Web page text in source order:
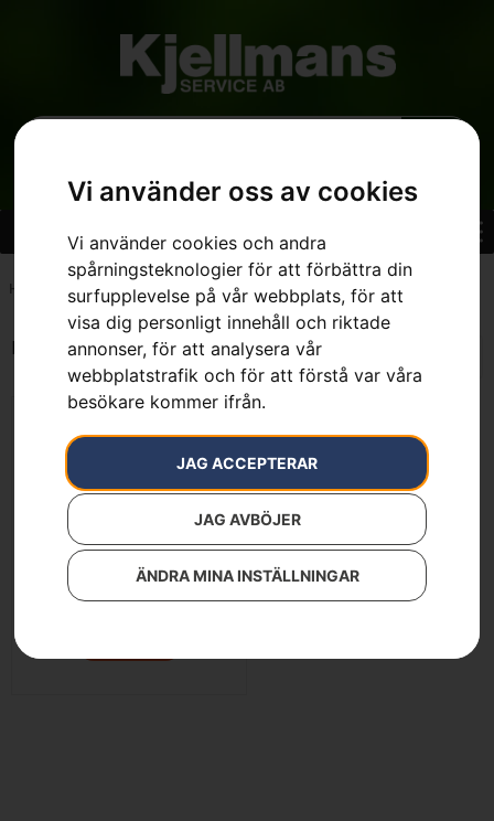
Vi använder oss av cookies
Vi använder cookies och andra
spårningsteknologier för att förbättra din
surfupplevelse på vår webbplats, för att
visa dig personligt innehåll och riktade
annonser, för att analysera vår
webbplatstrafik och för att förstå var våra
besökare kommer ifrån.
JAG ACCEPTERAR
JAG AVBÖJER
ÄNDRA MINA INSTÄLLNINGAR
Hem
Endast ett sökresultat
Husqvarna 543 XP®
8 490kr